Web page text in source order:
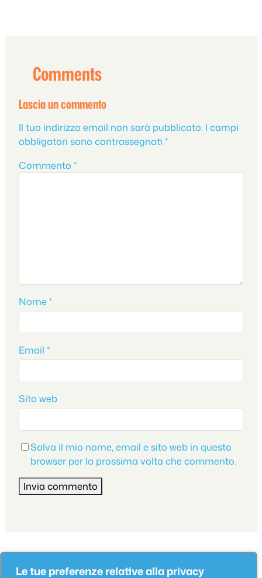
Le tue preferenze relative alla privacy
Comments
Lascia un commento
Il tuo indirizzo email non sarà pubblicato. I campi
obbligatori sono contrassegnati *
Commento *
Nome*
Email *
Sito web
Salva il mio nome, email e sito web in questo
browser per la prossima volta che commento.
Appartamento
Appartamenti Lungomare Seafront 6